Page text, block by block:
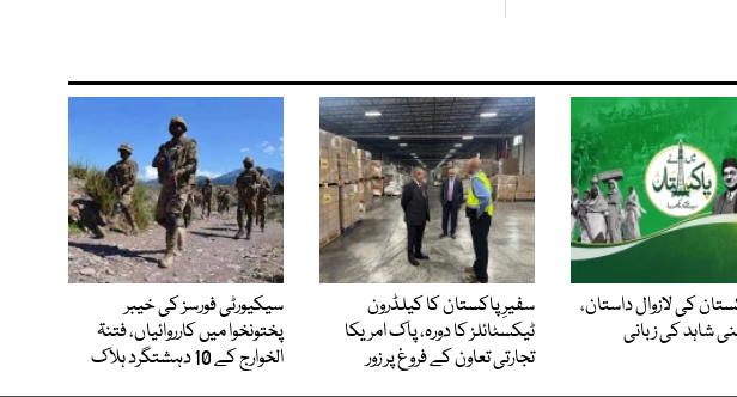
کی لازوال داستان،
شاہد کی زبانی
سفیرِ پاکستان کا کیلڈرون
ٹیکسٹائلز کا دورہ، پاک امریکا
تجارتی تعاون کے فروغ پر زور
سیکیورٹی فورسز کی خیبر
پختونخوا میں کارروائیاں، فتنۃ
الخوارج کے 10 دہشتگرد ہلاک